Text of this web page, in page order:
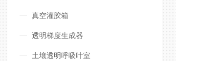
真空灌胶箱
透明梯度生成器
土壤透明呼吸叶室